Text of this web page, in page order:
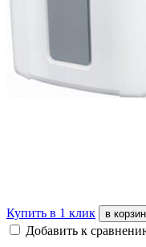
Купить в 1 клик в
Добавить к